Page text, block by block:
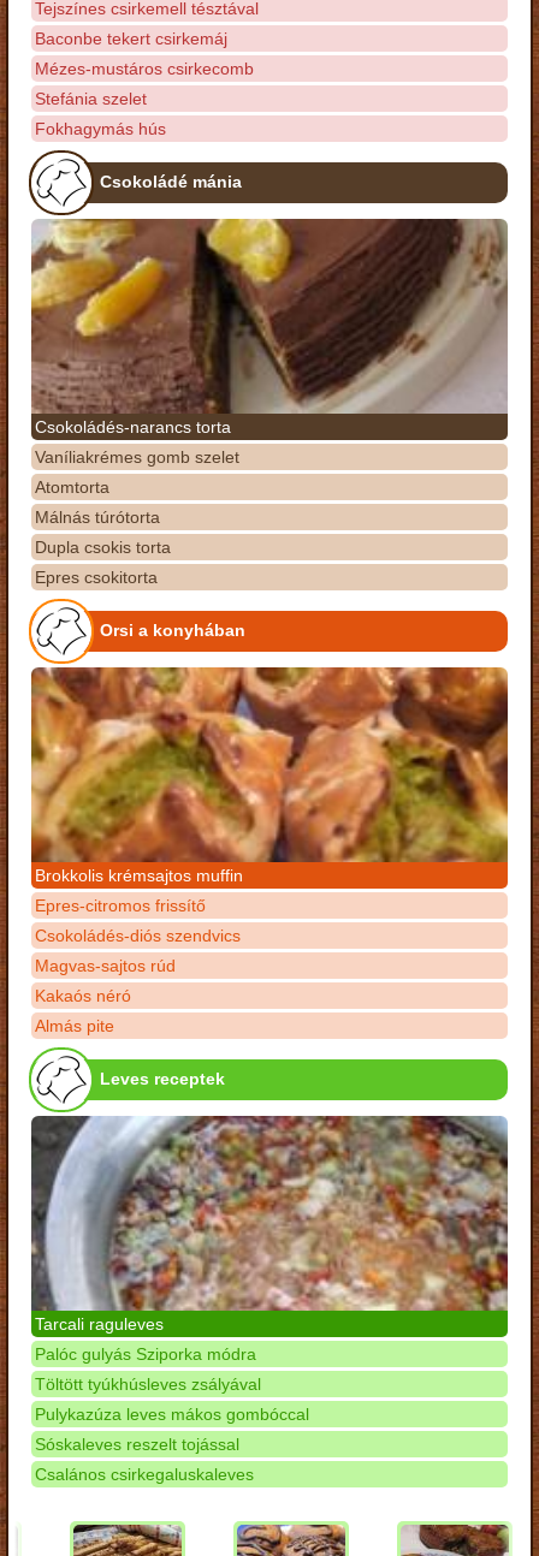
Tejszínes csirkemell tésztával
Baconbe tekert csirkemáj
Mézes-mustáros csirkecomb
Stefánia szelet
Fokhagymás hús
Csokoládé mánia
Csokoládés-narancs torta
Vaníliakrémes gomb szelet
Atomtorta
Málnás túrótorta
Dupla csokis torta
Epres csokitorta
Orsi a konyhában
Brokkolis krémsajtos muffin
Epres-citromos frissítő
Csokoládés-diós szendvics
Magvas-sajtos rúd
Kakaós néró
Almás pite
Leves receptek
Tarcali raguleves
Palóc gulyás Sziporka módra
Töltött tyúkhúsleves zsályával
Pulykazúza leves mákos gombóccal
Sóskaleves reszelt tojással
Csalános csirkegaluskaleves